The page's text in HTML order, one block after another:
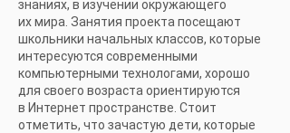
знаниях, в изучении окружающего
их мира. Занятия проекта посещают
школьники начальных классов, которые
интересуются современными
компьютерными технологами, хорошо
для своего возраста ориентируются
в Интернет пространстве. Стоит
отметить, что зачастую дети, которые